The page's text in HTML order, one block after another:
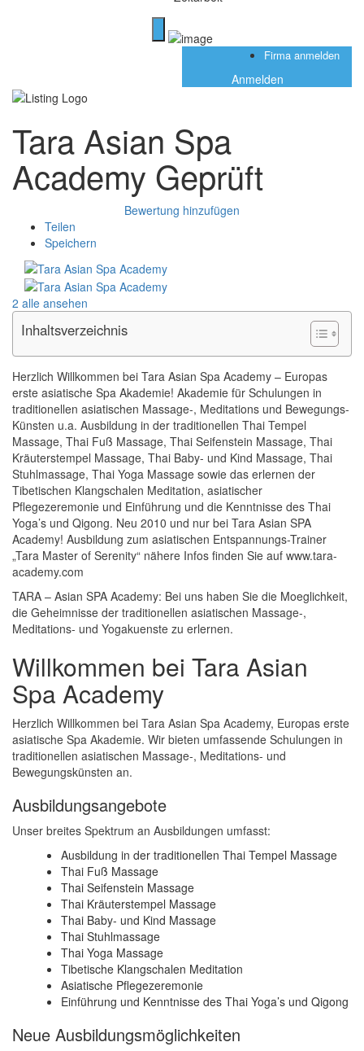
Firma anmelden
Anmelden
Tara Asian Spa
Academy Geprüft
Bewertung hinzufügen
Teilen
Speichern
2 alle ansehen
Inhaltsverzeichnis
Herzlich Willkommen bei Tara Asian Spa Academy – Europas
erste asiatische Spa Akademie! Akademie für Schulungen in
traditionellen asiatischen Massage-, Meditations und Bewegungs-
Künsten u.a. Ausbildung in der traditionellen Thai Tempel
Massage, Thai Fuß Massage, Thai Seifenstein Massage, Thai
Kräuterstempel Massage, Thai Baby- und Kind Massage, Thai
Stuhlmassage, Thai Yoga Massage sowie das erlernen der
Tibetischen Klangschalen Meditation, asiatischer
Pflegezeremonie und Einführung und die Kenntnisse des Thai
Yoga’s und Qigong. Neu 2010 und nur bei Tara Asian SPA
Academy! Ausbildung zum asiatischen Entspannungs-Trainer
„Tara Master of Serenity“ nähere Infos finden Sie auf www.tara-
academy.com
TARA – Asian SPA Academy: Bei uns haben Sie die Moeglichkeit,
die Geheimnisse der traditionellen asiatischen Massage-,
Meditations- und Yogakuenste zu erlernen.
Willkommen bei Tara Asian
Spa Academy
Herzlich Willkommen bei Tara Asian Spa Academy, Europas erste
asiatische Spa Akademie. Wir bieten umfassende Schulungen in
traditionellen asiatischen Massage-, Meditations- und
Bewegungskünsten an.
Ausbildungsangebote
Unser breites Spektrum an Ausbildungen umfasst:
Ausbildung in der traditionellen Thai Tempel Massage
Thai Fuß Massage
Thai Seifenstein Massage
Thai Kräuterstempel Massage
Thai Baby- und Kind Massage
Thai Stuhlmassage
Thai Yoga Massage
Tibetische Klangschalen Meditation
Asiatische Pflegezeremonie
Einführung und Kenntnisse des Thai Yoga’s und Qigong
Neue Ausbildungsmöglichkeiten